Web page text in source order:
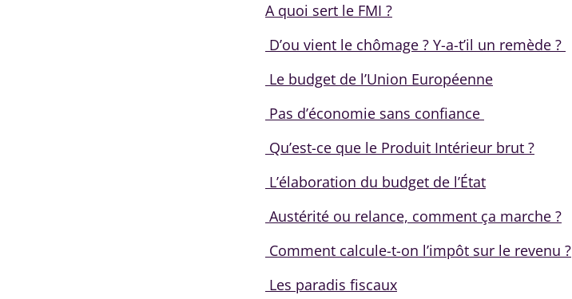
A quoi sert le FMI ?
D’ou vient le chômage ? Y-a-t’il un remède ?
Le budget de l’Union Européenne
Pas d’économie sans confiance
Qu’est-ce que le Produit Intérieur brut ?
L’élaboration du budget de l’État
Austérité ou relance, comment ça marche ?
Comment calcule-t-on l’impôt sur le revenu ?
Les paradis fiscaux